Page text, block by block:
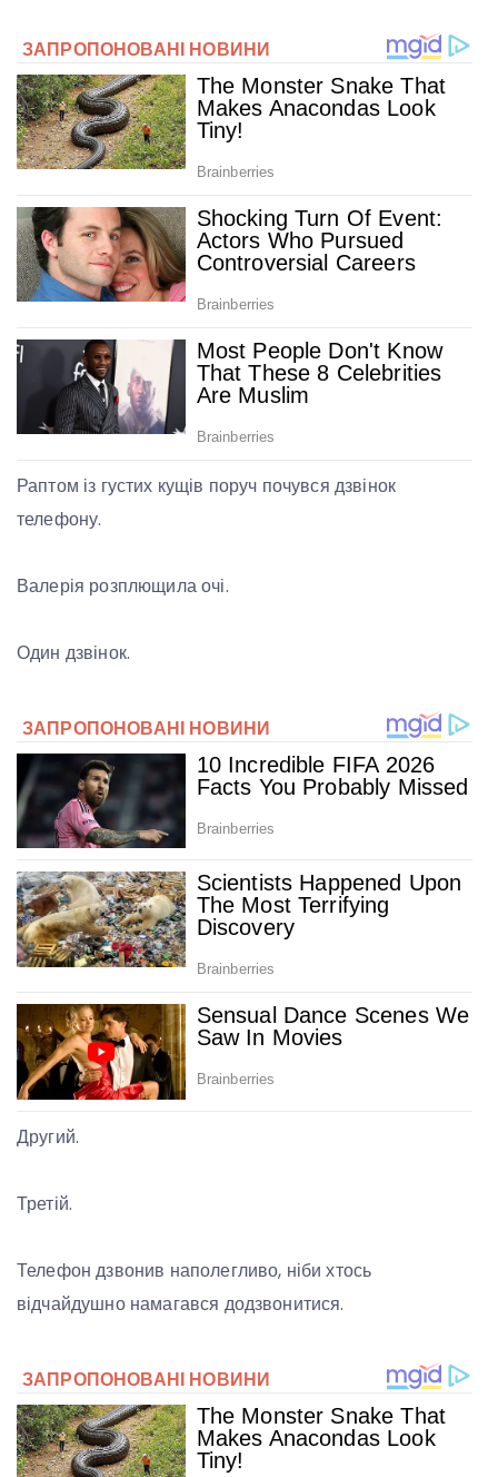
Раптом із густих кущів поруч почувся дзвінок
телефону.
Валерія розплющила очі.
Один дзвінок.
Другий.
Третій.
Телефон дзвонив наполегливо, ніби хтось
відчайдушно намагався додзвонитися.